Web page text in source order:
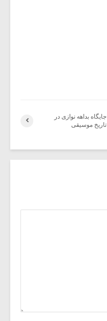
جایگاه بداهه نوازی در
تاریخ موسیقی